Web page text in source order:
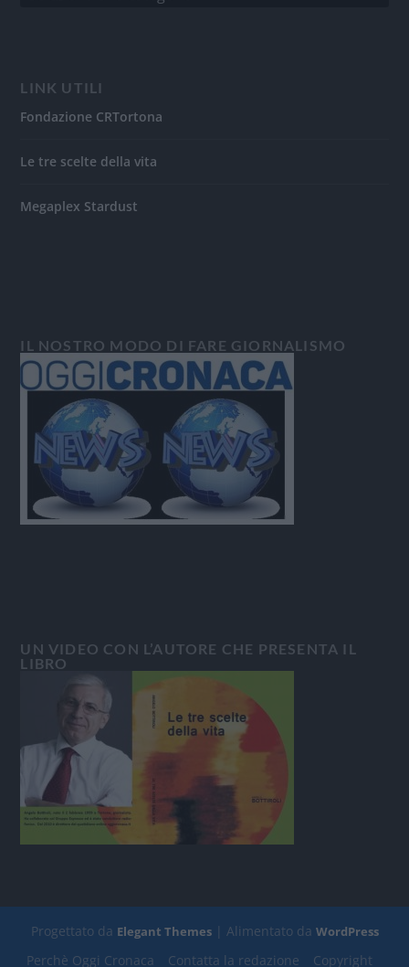
LINK UTILI
Fondazione CRTortona
Le tre scelte della vita
Megaplex Stardust
IL NOSTRO MODO DI FARE GIORNALISMO
UN VIDEO CON L’AUTORE CHE PRESENTA IL
LIBRO
Progettato da Elegant Themes| Alimentato da WordPress
Perchè Oggi Cronaca Contatta la redazione Copyright